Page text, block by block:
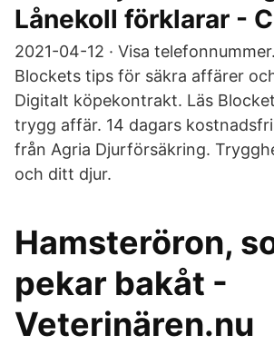
Lånekoll förklarar -
2021-04-12 · Visa
Blockets tips för säkra affärer
Digitalt köpekontrakt. Läs
trygg affär. 14 dagars
från Agria Djurförsäkring.
och ditt djur.
Hamsteröron,
pekar bakåt -
Veterinären.nu